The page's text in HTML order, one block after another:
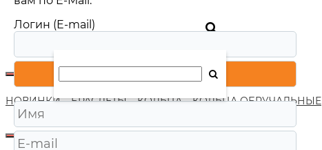
НОВИНКИ БРАСЛЕТЫ КОЛЬЦА КОЛЬЦА ОБРУЧАЛЬНЫЕ
Логин (E-mail)